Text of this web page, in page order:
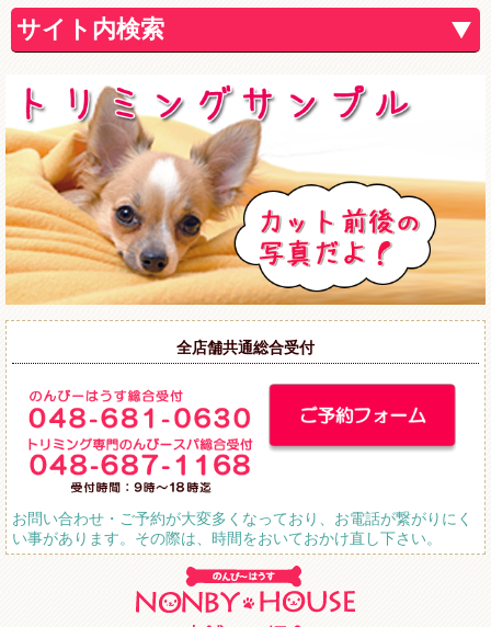
サイト内検索
全店舗共通総合受付
お問い合わせ・ご予約が大変多くなっており、お電話が繋がりにく
い事があります。その際は、時間をおいておかけ直し下さい。